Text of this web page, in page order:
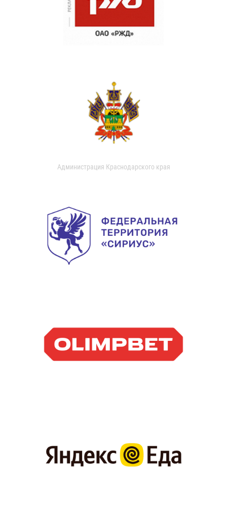
Администрация Краснодарского края